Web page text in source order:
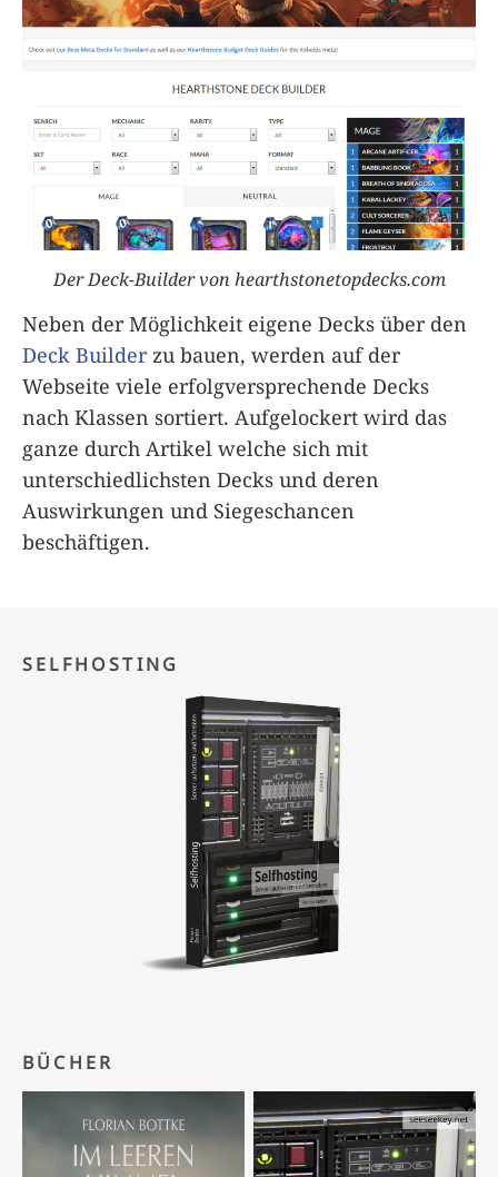
Der Deck-Builder von hearthstonetopdecks.com
Neben der Möglichkeit eigene Decks über den
Deck Builderzu bauen, werden auf der
Webseite viele erfolgversprechende Decks
nach Klassen sortiert. Aufgelockert wird das
ganze durch Artikel welche sich mit
unterschiedlichsten Decks und deren
Auswirkungen und Siegeschancen
beschäftigen.
SELFHOSTING
BÜCHER